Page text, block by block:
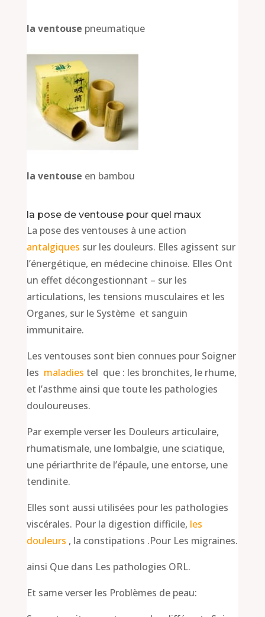
la ventouse pneumatique
la ventouse en bambou
la pose de ventouse pour quel maux
La pose des ventouses à une action
antalgiques sur les douleurs. Elles agissent sur
l’énergétique, en médecine chinoise. Elles Ont
un effet décongestionnant – sur les
articulations, les tensions musculaires et les
Organes, sur le Système et sanguin
immunitaire.
Les ventouses sont bien connues pour Soigner
les maladies tel que : les bronchites, le rhume,
et l’asthme ainsi que toute les pathologies
douloureuses.
Par exemple verser les Douleurs articulaire,
rhumatismale, une lombalgie, une sciatique,
une périarthrite de l’épaule, une entorse, une
tendinite.
Elles sont aussi utilisées pour les pathologies
viscérales. Pour la digestion difficile, les
douleurs , la constipations .Pour Les migraines.
ainsi Que dans Les pathologies ORL.
Et same verser les Problèmes de peau: